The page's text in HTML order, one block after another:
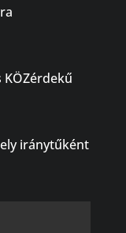
KÖZérdekű
iránytűként